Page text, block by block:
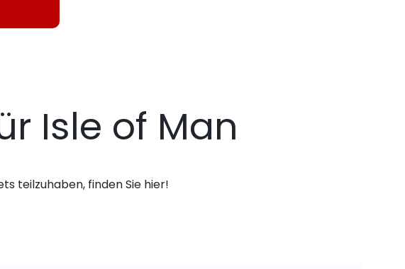
Isle of Man
teilzuhaben, finden Sie hier!